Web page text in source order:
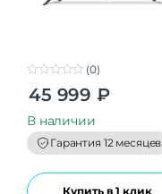
o
t
o
f
5
(0)
45 999 ₽
В наличии
Гарантия 12 месяцев
Купить в 1 клик